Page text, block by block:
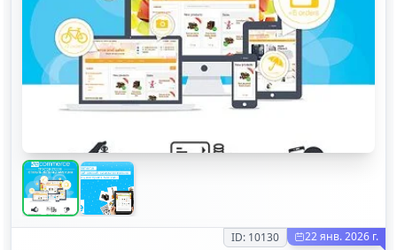
ID: 10130 22 янв. 2026 г.